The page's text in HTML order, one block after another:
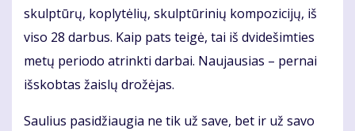
skulp­tū­rų, kop­ly­tė­lių, skulp­tū­ri­nių kom­po­zi­ci­jų, iš
vi­so 28 dar­bus. Kaip pats tei­gė, tai iš dvi­de­šim­ties
me­tų pe­ri­odo at­rink­ti dar­bai. Nau­jau­sias – per­nai
iš­skob­tas žais­lų dro­žė­jas.
Sau­lius pa­si­džiau­gia ne tik už sa­ve, bet ir už sa­vo